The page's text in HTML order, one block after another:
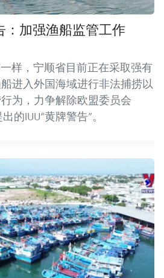
：加强渔船监管工作
样，宁顺省目前正在采取强有
进入外国海域进行非法捕捞以
为，力争解除欧盟委员会
的IUU“黄牌警告”。